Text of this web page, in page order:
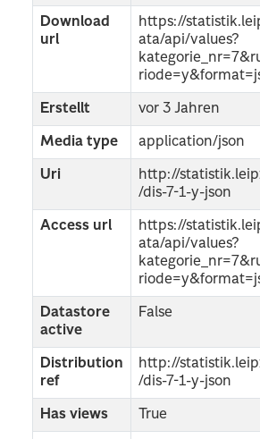
Download
url
https://
ata/api/values?
Erstellt vor 3 Jahren
Media type application/json
Uri
http://
/dis-7-1-y-json
Access url
https://
ata/api/values?
Datastore
active
False
Distribution
ref
http://
/dis-7-1-y-json
Has views True